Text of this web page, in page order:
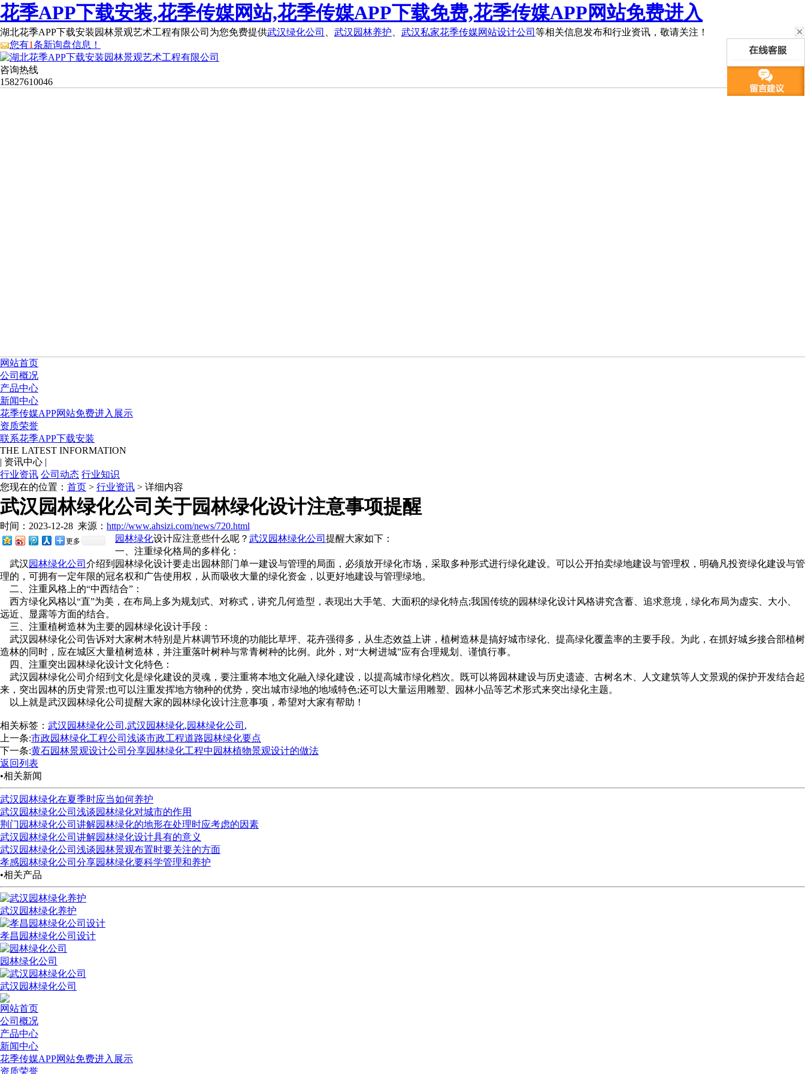
花季APP下载安装,花季传媒网站,花季传媒APP下载免费,花季传媒APP网站免费进入
湖北花季APP下载安装园林景观艺术工程有限公司为您免费提供武汉绿化公司 武汉园林养护 武汉私家花季传媒网站设计公司 等相关信息发布和行业资讯，敬请关注！
您有1条新询盘信息！
咨询热线
15827610046
网站首页
公司概况
产品中心
新闻中心
花季传媒APP网站免费进入展示
资质荣誉
联系花季APP下载安装
THE LATEST INFORMATION
| 资讯中心 |
行业资讯 公司动态 行业知识
您现在的位置： 首页 > 行业资讯 > 详细内容
武汉园林绿化公司关于园林绿化设计注意事项提醒
时间：2023-12-28 来源： http://www.ahsizi.com/news/720.html
更多 园林绿化设计应注意些什么呢？ 武汉园林绿化公司 提醒大家如下：
一、注重绿化格局的多样化：
武汉 园林绿化公司 介绍到园林绿化设计要走出园林部门单一建设与管理的局面，必须放开绿化市场，采取多种形式进行绿化建设。可以公开拍卖绿地建设与管理权，明确凡投资绿化建设与管
理的，可拥有一定年限的冠名权和广告使用权，从而吸收大量的绿化资金，以更好地建设与管理绿地。
二、注重风格上的“中西结合”：
西方绿化风格以“直”为美，在布局上多为规划式、对称式，讲究几何造型，表现出大手笔、大面积的绿化特点;我国传统的园林绿化设计风格讲究含蓄、追求意境，绿化布局为虚实、大小、
远近、显露等方面的结合。
三、注重植树造林为主要的园林绿化设计手段：
武汉园林绿化公司告诉对大家树木特别是片林调节环境的功能比草坪、花卉强得多，从生态效益上讲，植树造林是搞好城市绿化、提高绿化覆盖率的主要手段。为此，在抓好城乡接合部植树
造林的同时，应在城区大量植树造林，并注重落叶树种与常青树种的比例。此外，对“大树进城”应有合理规划、谨慎行事。
四、注重突出园林绿化设计文化特色：
武汉园林绿化公司介绍到文化是绿化建设的灵魂，要注重将本地文化融入绿化建设，以提高城市绿化档次。既可以将园林建设与历史遗迹、古树名木、人文建筑等人文景观的保护开发结合起
来，突出园林的历史背景;也可以注重发挥地方物种的优势，突出城市绿地的地域特色;还可以大量运用雕塑、园林小品等艺术形式来突出绿化主题。
以上就是武汉园林绿化公司提醒大家的园林绿化设计注意事项，希望对大家有帮助！
相关标签： 武汉园林绿化公司 ,武汉园林绿化,园林绿化公司 ,
上一条:市政园林绿化工程公司浅谈市政工程道路园林绿化要点
下一条:黄石园林景观设计公司分享园林绿化工程中园林植物景观设计的做法
返回列表
•相关新闻
武汉园林绿化在夏季时应当如何养护
武汉园林绿化公司浅谈园林绿化对城市的作用
荆门园林绿化公司讲解园林绿化的地形在处理时应考虑的因素
武汉园林绿化公司讲解园林绿化设计具有的意义
武汉园林绿化公司浅谈园林景观布置时要关注的方面
孝感园林绿化公司分享园林绿化要科学管理和养护
•相关产品
武汉园林绿化养护
孝昌园林绿化公司设计
园林绿化公司
武汉园林绿化公司
网站首页
公司概况
产品中心
新闻中心
花季传媒APP网站免费进入展示
资质荣誉